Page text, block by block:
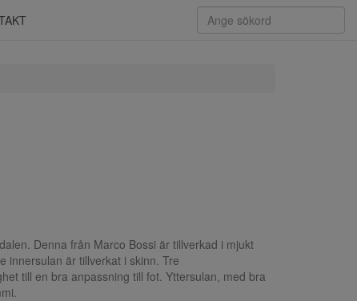
Denna från Marco Bossi är tillverkad i mjukt
innersulan är tillverkat i skinn. Tre
till en bra anpassning till fot. Yttersulan, med bra